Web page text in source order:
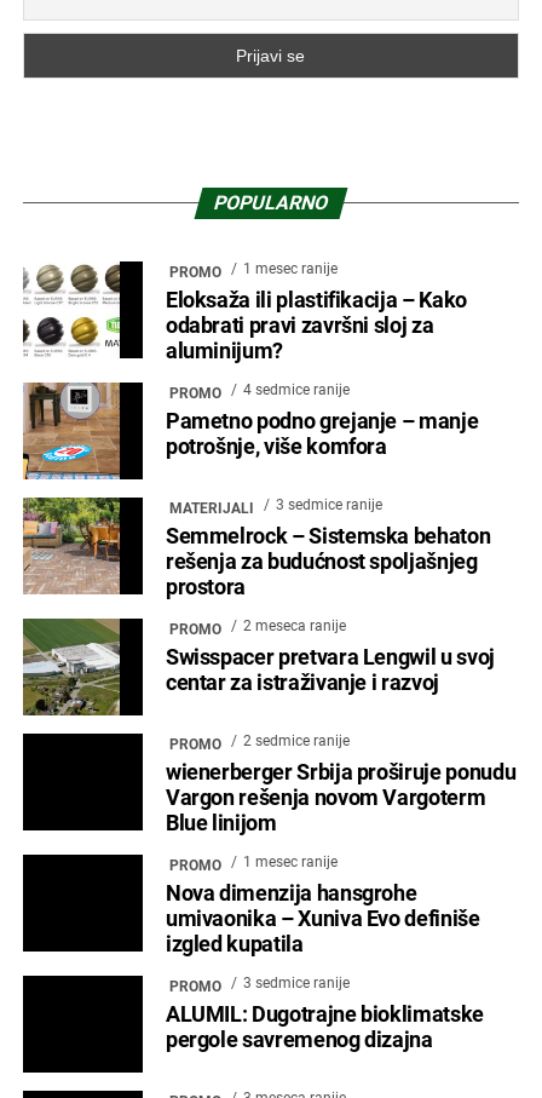
POPULARNO
PROMO 1 mesec ranije
Eloksaža ili plastifikacija – Kako
odabrati pravi završni sloj za
aluminijum?
PROMO 4 sedmice ranije
Pametno podno grejanje – manje
potrošnje, više komfora
MATERIJALI 3 sedmice ranije
Semmelrock – Sistemska behaton
rešenja za budućnost spoljašnjeg
prostora
PROMO 2 meseca ranije
Swisspacer pretvara Lengwil u svoj
centar za istraživanje i razvoj
PROMO 2 sedmice ranije
wienerberger Srbija proširuje ponudu
Vargon rešenja novom Vargoterm
Blue linijom
PROMO 1 mesec ranije
Nova dimenzija hansgrohe
umivaonika – Xuniva Evo definiše
izgled kupatila
PROMO 3 sedmice ranije
ALUMIL: Dugotrajne bioklimatske
pergole savremenog dizajna